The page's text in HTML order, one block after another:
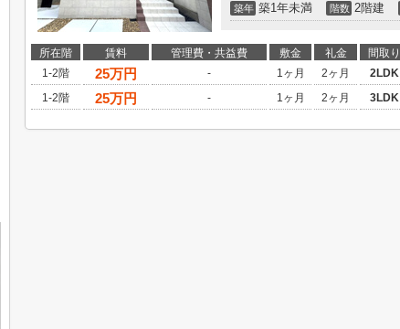
築年 築1年未満 階数 2階建
所在階 賃料 管理費・共益費 敷金 礼金 間取り
1-2階
25万円 - 1ヶ月 2ヶ月 2LDK
1-2階
25万円 - 1ヶ月 2ヶ月 3LDK